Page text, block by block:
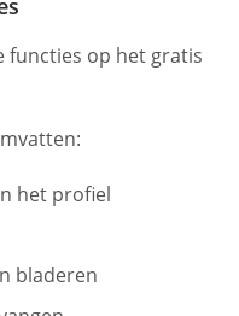
functies op het gratis
het profiel
bladeren